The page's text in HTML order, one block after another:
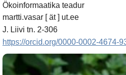
Ökoinformaatika teadur
martti.vasar [ ät ] ut.ee
J. Liivi tn. 2-306
https://orcid.org/0000-0002-4674-